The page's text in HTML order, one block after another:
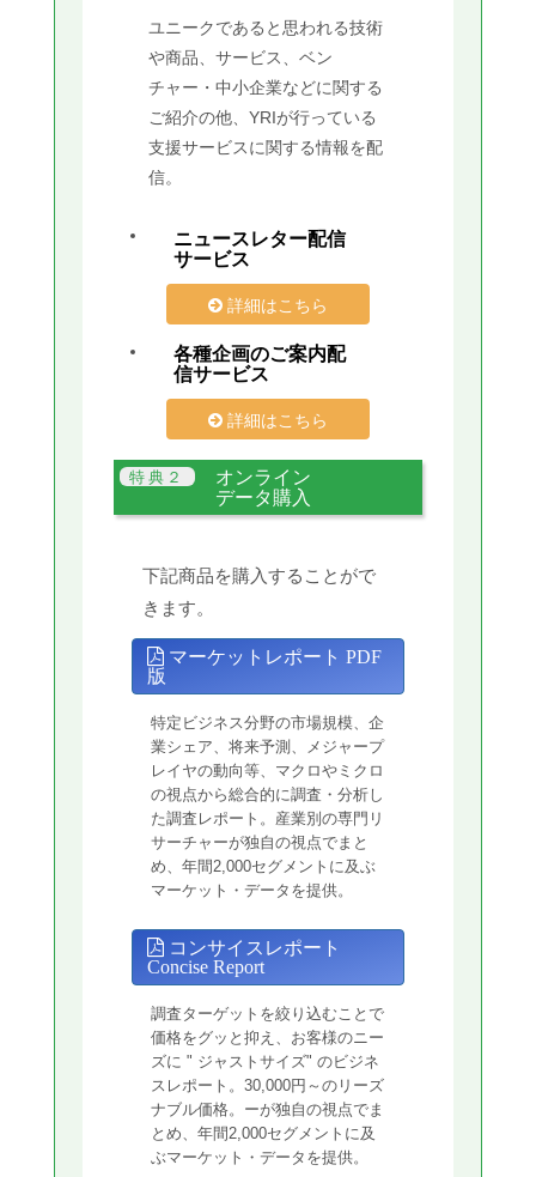
ユニークであると思われる技術
や商品、サービス、ベン
チャー・中小企業などに関する
ご紹介の他、YRIが行っている
支援サービスに関する情報を配
信。
ニュースレター配信
サービス
詳細はこちら
各種企画のご案内配
信サービス
詳細はこちら
オンライン
データ購入
下記商品を購入することがで
きます。
マーケットレポート PDF
版
特定ビジネス分野の市場規模、企
業シェア、将来予測、メジャープ
レイヤの動向等、マクロやミクロ
の視点から総合的に調査・分析し
た調査レポート。産業別の専門リ
サーチャーが独自の視点でまと
め、年間2,000セグメントに及ぶ
マーケット・データを提供。
コンサイスレポート
Concise Report
調査ターゲットを絞り込むことで
価格をグッと抑え、お客様のニー
ズに " ジャストサイズ" のビジネ
スレポート。30,000円～のリーズ
ナブル価格。ーが独自の視点でま
とめ、年間2,000セグメントに及
ぶマーケット・データを提供。